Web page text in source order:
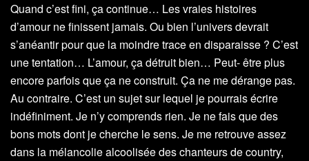
Quand c’est fini, ça continue… Les vraies histoires
d’amour ne finissent jamais. Ou bien l’univers devrait
s’anéantir pour que la moindre trace en disparaisse ? C’est
une tentation… L’amour, ça détruit bien… Peut- être plus
encore parfois que ça ne construit. Ça ne me dérange pas.
Au contraire. C’est un sujet sur lequel je pourrais écrire
indéfiniment. Je n’y comprends rien. Je ne fais que des
bons mots dont je cherche le sens. Je me retrouve assez
dans la mélancolie alcoolisée des chanteurs de country,